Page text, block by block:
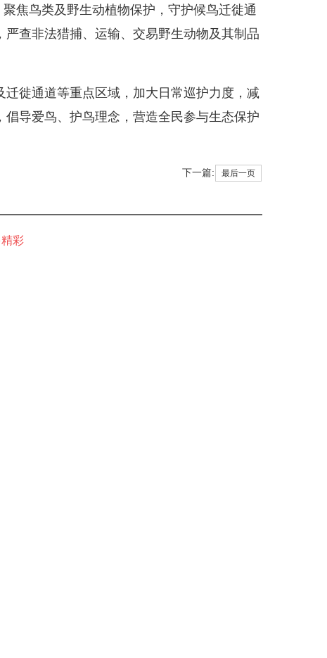
鸟类及野生动植物保护，守护候鸟迁徙通
查非法猎捕、运输、交易野生动物及其制品
徙通道等重点区域，加大日常巡护力度，减
导爱鸟、护鸟理念，营造全民参与生态保护
下一篇: 最后一页
彩